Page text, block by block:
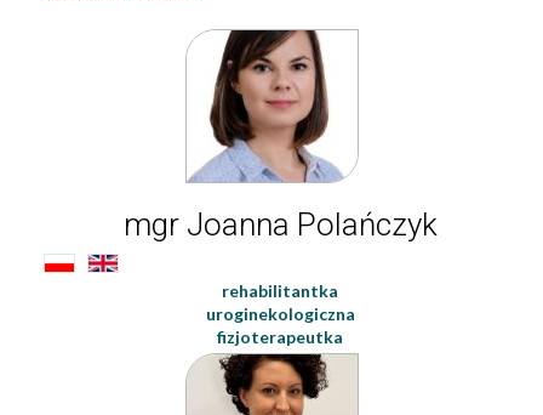
mgr Joanna Polańczyk
rehabilitantka
uroginekologiczna
fizjoterapeutka